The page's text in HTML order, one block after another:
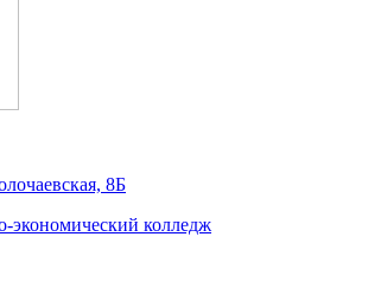
8Б
экономический колледж